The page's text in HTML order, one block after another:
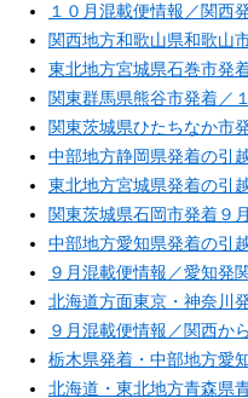
１０月混載便情報／関西
関西地方和歌山県和歌山
東北地方宮城県石巻市発
関東群馬県熊谷市発着／
関東茨城県ひたちなか市
中部地方静岡県発着の引
東北地方宮城県発着の引
関東茨城県石岡市発着９
中部地方愛知県発着の引
９月混載便情報／愛知発
北海道方面東京・神奈川
９月混載便情報／関西か
栃木県発着・中部地方愛
北海道・東北地方青森県